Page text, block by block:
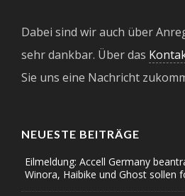
Dabei sind wir auch über
sehr dankbar. Über das
Sie uns eine Nachricht
NEUESTE BEITRÄGE
Eilmeldung: Accell Germany
Winora, Haibike und Ghost sollen